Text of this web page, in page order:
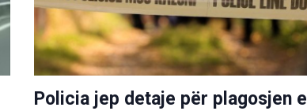
Policia jep detaje për plagosjen e